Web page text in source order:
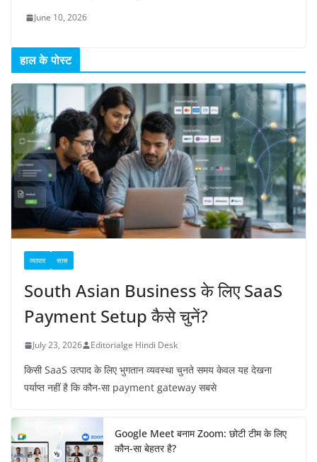
June 10, 2026
हाल के पोस्ट
व्यापार सास
South Asian Business के लिए SaaS
Payment Setup कैसे चुनें?
July 23, 2026 Editorialge Hindi Desk
किसी SaaS उत्पाद के लिए भुगतान व्यवस्था चुनते समय केवल यह देखना
पर्याप्त नहीं है कि कौन-सा payment gateway सबसे
Google Meet बनाम Zoom: छोटी टीम के लिए
कौन-सा बेहतर है?